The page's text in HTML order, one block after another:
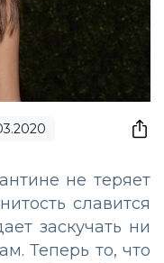
не теряет
славится
заскучать ни
Теперь то, что